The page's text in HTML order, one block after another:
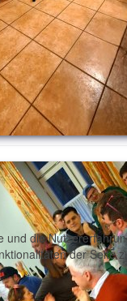
die
der Seite